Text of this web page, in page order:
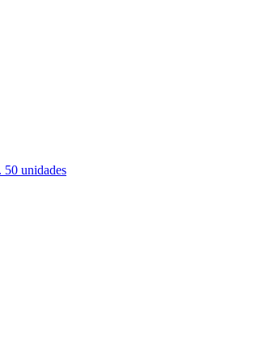
unidades